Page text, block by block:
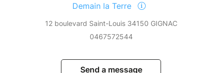
Demain la Terre
12 boulevard Saint-Louis 34150 GIGNAC
0467572544
Send a message